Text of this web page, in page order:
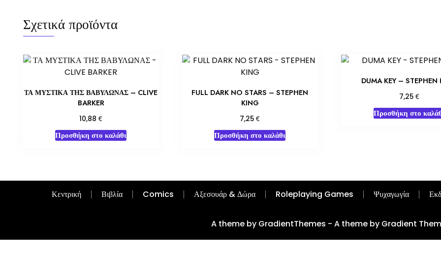
Σχετικά προϊόντα
ΤΑ ΜΥΣΤΙΚΑ ΤΗΣ ΒΑΒΥΛΩΝΑΣ – CLIVE
BARKER
10,88€
Προσθήκη στο καλάθι
FULL DARK NO STARS – STEPHEN
KING
7,25€
Προσθήκη στο καλάθι
DUMA KEY – STEPHEN
7,25 €
Προσθήκη στο
Κεντρική Βιβλία Comics Αξεσουάρ & Δώρα Roleplaying Games Ψυχαγωγία
A theme by GradientThemes - A theme by Gradient